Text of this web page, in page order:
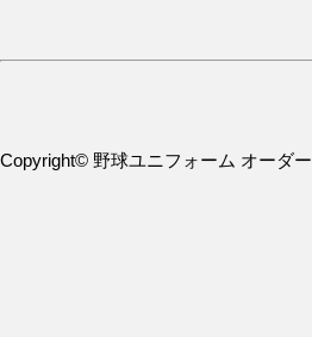
Copyright© 野球ユニフォーム オーダ